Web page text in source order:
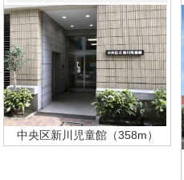
中央区新川児童館（358m）